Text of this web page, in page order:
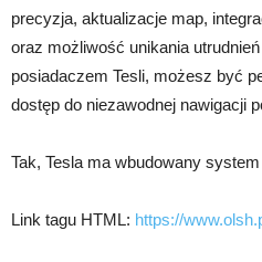
precyzja, aktualizacje map,
oraz możliwość unikania
posiadaczem Tesli, możesz być
dostęp do niezawodnej nawigacji
Tak, Tesla ma wbudowany
Link tagu HTML: https://